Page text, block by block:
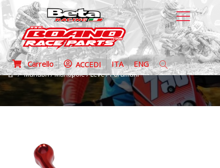
Carrello ACCEDI ITA ENG
Manubri / Manopole / Leve / Paramani